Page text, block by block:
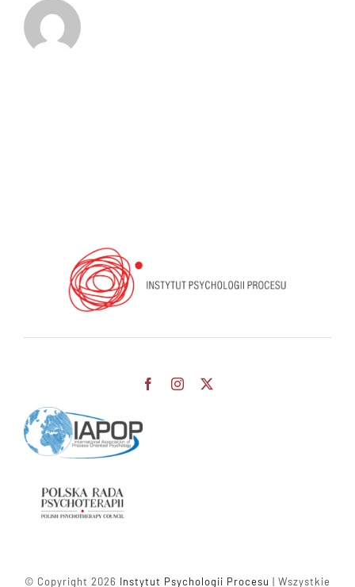
© Copyright 2026 Instytut Psychologii Procesu | Wszystkie